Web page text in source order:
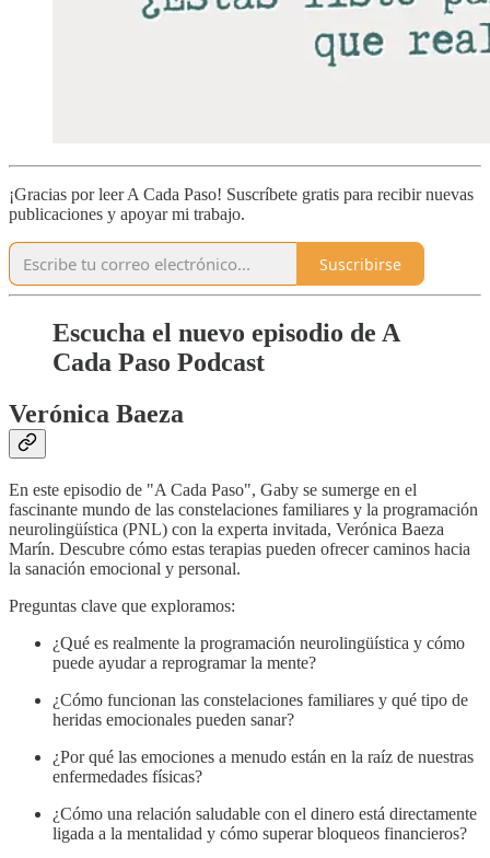
¡Gracias por leer A Cada Paso! Suscríbete gratis para recibir nuevas
publicaciones y apoyar mi trabajo.
Suscribirse
Escucha el nuevo episodio de A
Cada Paso Podcast
Verónica Baeza
En este episodio de "A Cada Paso", Gaby se sumerge en el
fascinante mundo de las constelaciones familiares y la programación
neurolingüística (PNL) con la experta invitada, Verónica Baeza
Marín. Descubre cómo estas terapias pueden ofrecer caminos hacia
la sanación emocional y personal.
Preguntas clave que exploramos:
¿Qué es realmente la programación neurolingüística y cómo
puede ayudar a reprogramar la mente?
¿Cómo funcionan las constelaciones familiares y qué tipo de
heridas emocionales pueden sanar?
¿Por qué las emociones a menudo están en la raíz de nuestras
enfermedades físicas?
¿Cómo una relación saludable con el dinero está directamente
ligada a la mentalidad y cómo superar bloqueos financieros?